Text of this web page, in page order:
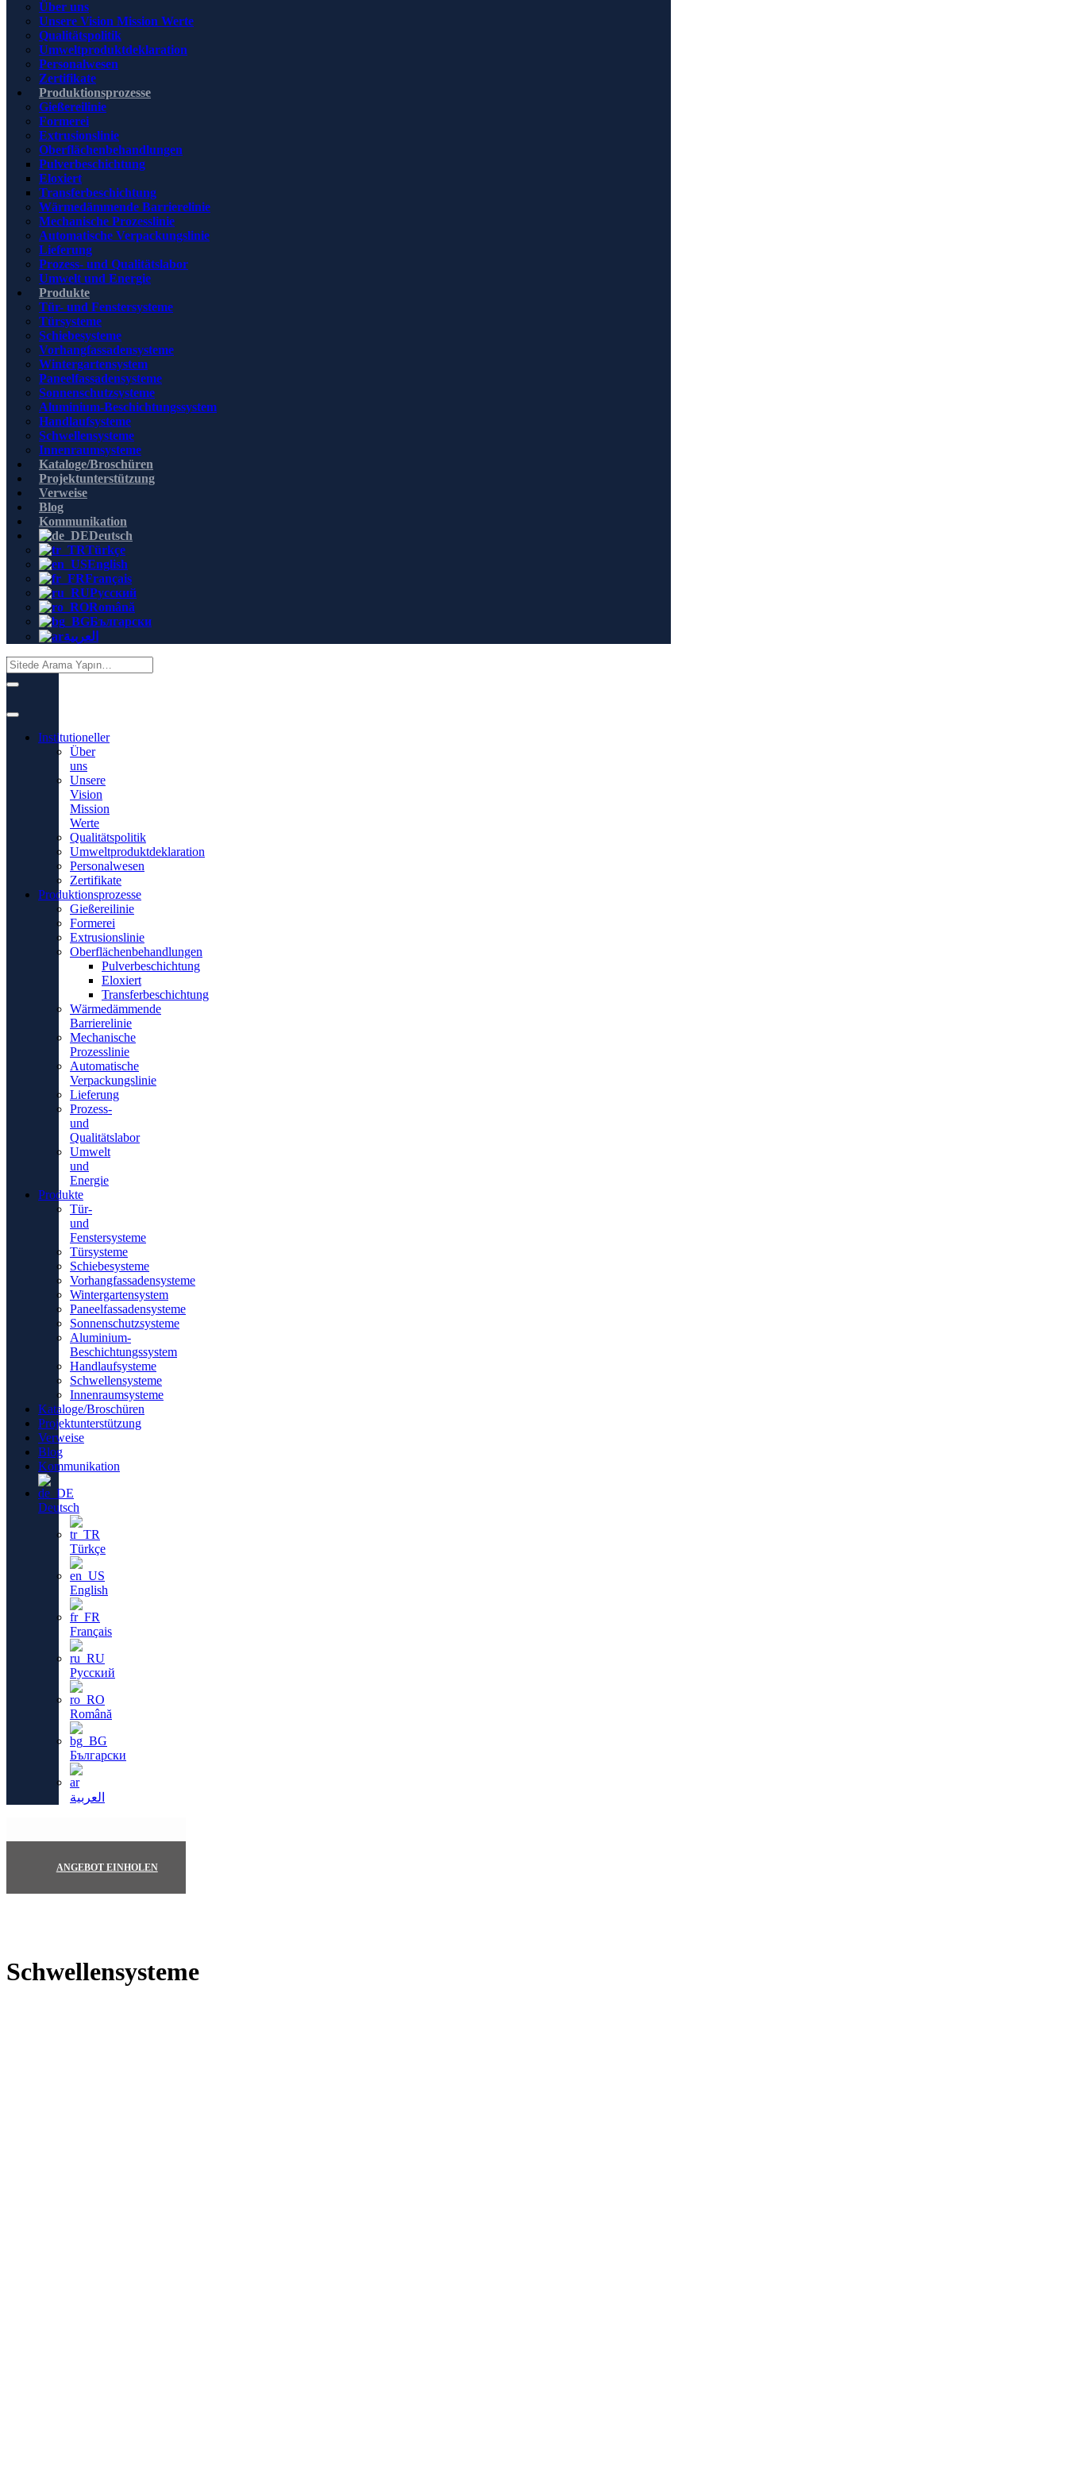
Über uns
Unsere Vision Mission Werte
Qualitätspolitik
Umweltproduktdeklaration
Personalwesen
Zertifikate
Produktionsprozesse
Gießereilinie
Formerei
Extrusionslinie
Oberflächenbehandlungen
Pulverbeschichtung
Eloxiert
Transferbeschichtung
Wärmedämmende Barrierelinie
Mechanische Prozesslinie
Automatische Verpackungslinie
Lieferung
Prozess- und Qualitätslabor
Umwelt und Energie
Produkte
Tür- und Fenstersysteme
Türsysteme
Schiebesysteme
Vorhangfassadensysteme
Wintergartensystem
Paneelfassadensysteme
Sonnenschutzsysteme
Aluminium-Beschichtungssystem
Handlaufsysteme
Schwellensysteme
Innenraumsysteme
Kataloge/Broschüren
Projektunterstützung
Verweise
Blog
Kommunikation
Deutsch
Türkçe
English
Français
Русский
Română
Български
العربية
Institutioneller
Über
uns
Unsere
Vision
Mission
Werte
Qualitätspolitik
Umweltproduktdeklaration
Personalwesen
Zertifikate
Produktionsprozesse
Gießereilinie
Formerei
Extrusionslinie
Oberflächenbehandlungen
Pulverbeschichtung
Eloxiert
Transferbeschichtung
Wärmedämmende
Barrierelinie
Mechanische
Prozesslinie
Automatische
Verpackungslinie
Lieferung
Prozess-
und
Qualitätslabor
Umwelt
und
Energie
Produkte
Tür-
und
Fenstersysteme
Türsysteme
Schiebesysteme
Vorhangfassadensysteme
Wintergartensystem
Paneelfassadensysteme
Sonnenschutzsysteme
Aluminium-
Beschichtungssystem
Handlaufsysteme
Schwellensysteme
Innenraumsysteme
Kataloge/Broschüren
Projektunterstützung
Verweise
Blog
Kommunikation
Deutsch
Türkçe
English
Français
Русский
Română
Български
العربية
ANGEBOT EINHOLEN
Schwellensysteme